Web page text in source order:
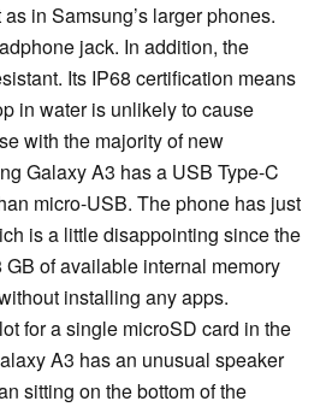
in Samsung’s larger phones.
jack. In addition, the
Its IP68 certification means
in water is unlikely to cause
with the majority of new
Galaxy A3 has a USB Type-C
micro-USB. The phone has just
is a little disappointing since the
of available internal memory
installing any apps.
for a single microSD card in the
A3 has an unusual speaker
sitting on the bottom of the